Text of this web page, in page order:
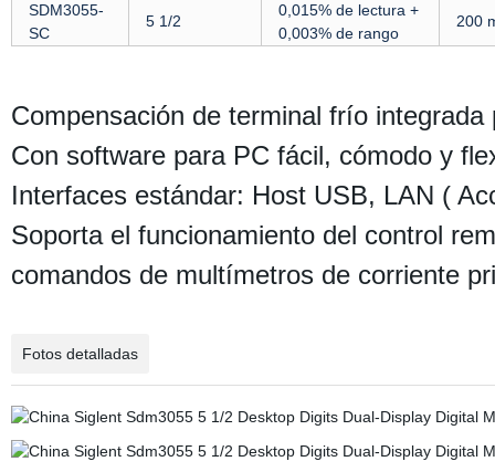
SDM3055-
SC
5 1/2
0,015% de lectura +
0,003% de rango
200
Compensación de terminal frío
Con software para PC fácil, cómodo y
Interfaces estándar: Host USB, LAN (
Soporta el funcionamiento del control
comandos de multímetros de corriente
Fotos detalladas